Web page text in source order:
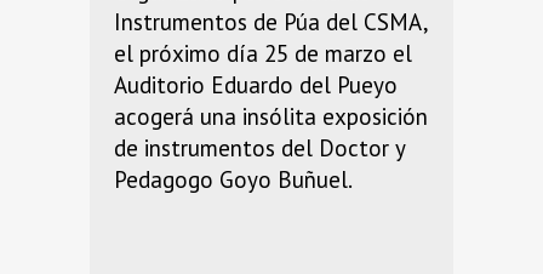
Instrumentos de Púa del CSMA,
el próximo día 25 de marzo el
Auditorio Eduardo del Pueyo
acogerá una insólita exposición
de instrumentos del Doctor y
Pedagogo Goyo Buñuel.